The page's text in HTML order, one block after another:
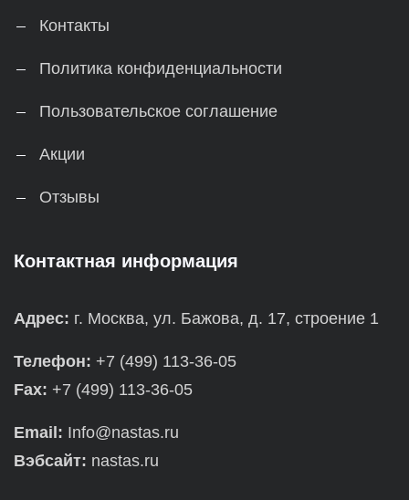
Контакты
Политика конфиденциальности
Пользовательское соглашение
Акции
Отзывы
Контактная информация
Адрес: г. Москва, ул. Бажова, д. 17, строение 1
Телефон: +7 (499) 113-36-05
Fax: +7 (499) 113-36-05
Email: Info@nastas.ru
Вэбсайт: nastas.ru